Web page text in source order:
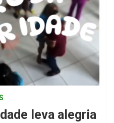
leva alegria